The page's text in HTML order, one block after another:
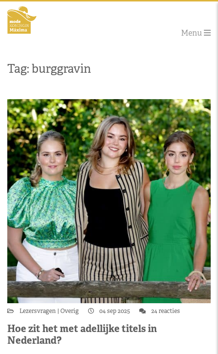
Menu
Tag: burggravin
Lezersvragen Overig 04 sep 2025 24 reacties
Hoe zit het met adellijke titels in
Nederland?